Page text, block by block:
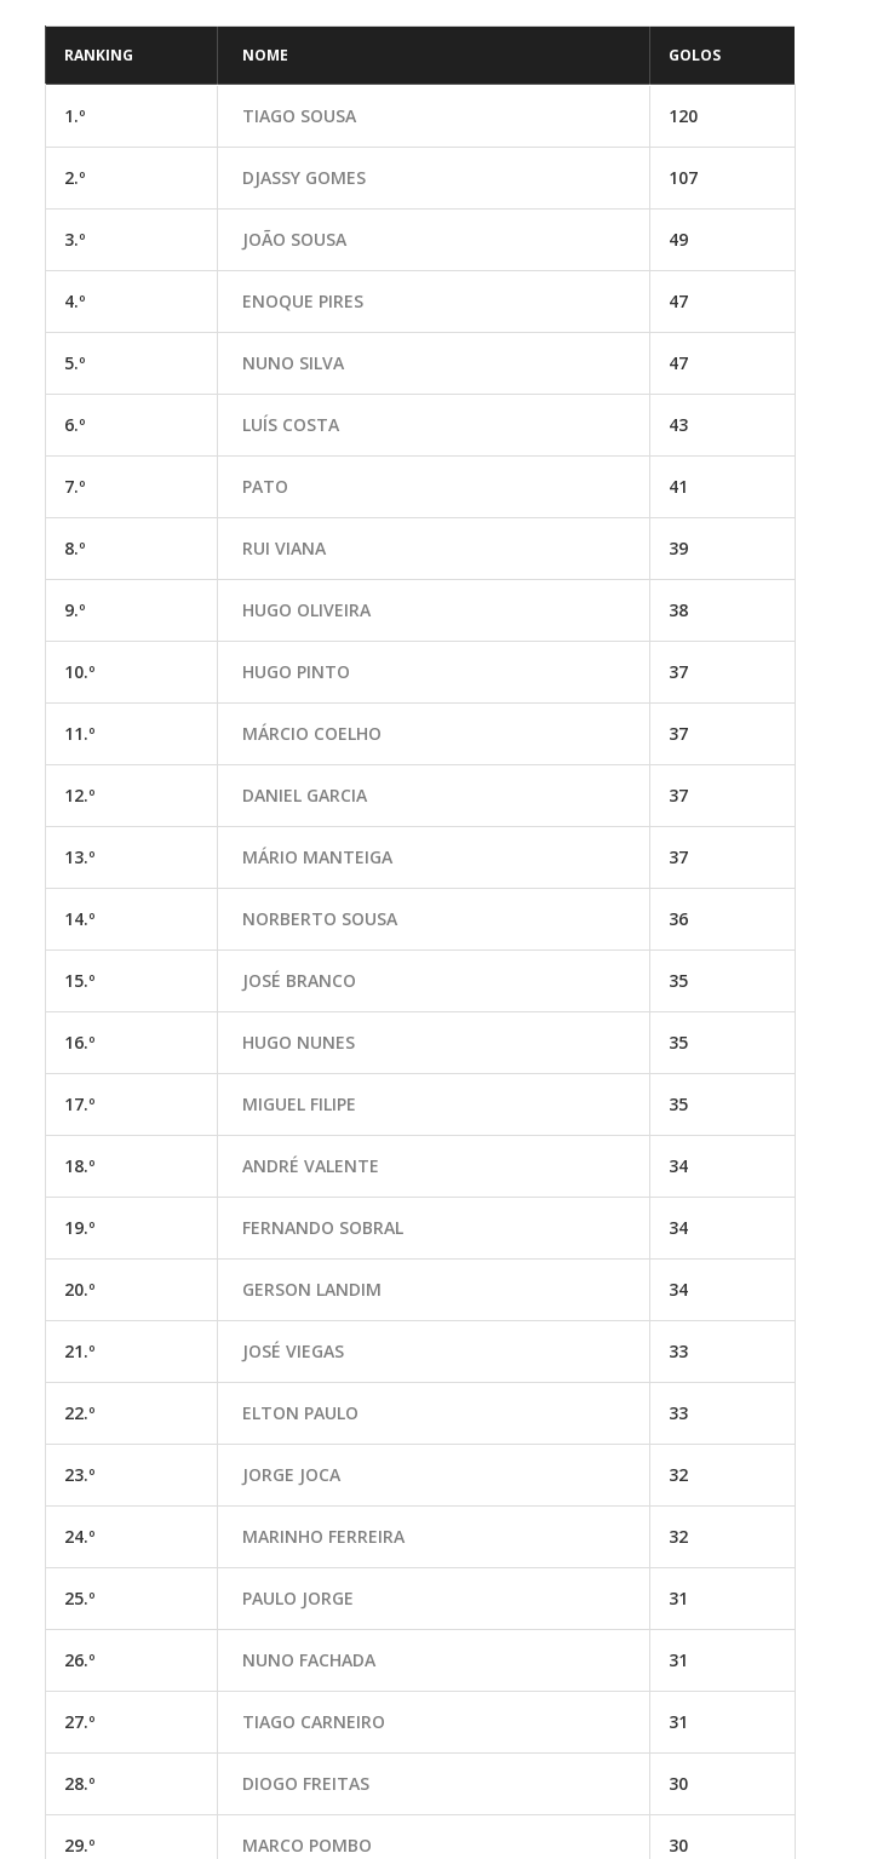
RANKING NOME GOLOS
1.º TIAGO SOUSA 120
2.º DJASSY GOMES 107
3.º JOÃO SOUSA 49
4.º ENOQUE PIRES 47
5.º NUNO SILVA 47
6.º LUÍS COSTA 43
7.º PATO 41
8.º RUI VIANA 39
9.º HUGO OLIVEIRA 38
10.º HUGO PINTO 37
11.º MÁRCIO COELHO 37
12.º DANIEL GARCIA 37
13.º MÁRIO MANTEIGA 37
14.º NORBERTO SOUSA 36
15.º JOSÉ BRANCO 35
16.º HUGO NUNES 35
17.º MIGUEL FILIPE 35
18.º ANDRÉ VALENTE 34
19.º FERNANDO SOBRAL 34
20.º GERSON LANDIM 34
21.º JOSÉ VIEGAS 33
22.º ELTON PAULO 33
23.º JORGE JOCA 32
24.º MARINHO FERREIRA 32
25.º PAULO JORGE 31
26.º NUNO FACHADA 31
27.º TIAGO CARNEIRO 31
28.º DIOGO FREITAS 30
29.º MARCO POMBO 30